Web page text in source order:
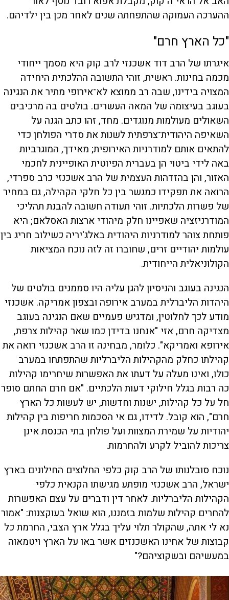
ההערכה העמוקה שהתפחתה שנים לאחר מכן בין ילדיהם.
"כל הארץ חרם"
איגרתו של הרב דוד אשכנזי לרב קוק היא מסמך ייחודי
מכמה בחינות. ראשית, זוהי התשובה ההלכתית היחידה
המצויה בידינו, שבה רב ממוצא לא־אירופי מתיר את הנגינה
בעוגב בעיצומה של המאה העשרים. בולטים בה מרכיבים
השאולים מעולמות מנוגדים. מחד, זהו כתב הגנה על
השאיפה היהודית־צרפתית לשנות את סדרי הפולחן כדי
להתאים אותם למודרניות האירופית; מאידך, המוגרביות
באה לידי ביטוי הן בעברית הפיוטית האופיינית לחכמי
האזור, והן בהזדהות העצמית של הרב אשכנזי כרב ספרדי,
הרואה את תפקידו כמגשר בין כל חלקי הקהילה, גם במחיר
של פשרות הלכתיות. זוהי תעודה חשובה להבנת תהליכי
המודרניזציה שאפיינו חלק מיהודי ארצות האסלאם; היא
פותחת צוהר למודרניות היהודית באלג'יריה כשילוב חריג בין
עולמות יהודיים זרים, שחוברו זה לזה נוכח המציאות
הקולוניאלית הייחודית.
הנגינה בעוגב והניסיון להגן עליה היו סממנים בולטים של
היהדות הליברלית במערב אירופה ובצפון אמריקה. אשכנזי
מודע לכך לחלוטין, ומדגיש פעמיים שאם הנגינה בעוגב
מצדיקה חרם, אזי "אנחנו בדידן כמו שאר קהילות צרפת,
אירופא ואמריקא". כלומר, מבחינה זו הרב אשכנזי רואה את
קהילתו כחלק מהקהילות הליברליות שהתפתחו במערב
כולו, ואינו מעלה על דעתו את האפשרות שיחרימו קהילות
כה רבות בגלל חילוקי דעות הלכתיים. "אם חרם החתם סופר
חל על כל קהילות, ישנות וחדשות, יש לעשות כל הארץ
חרם", הוא קובל. לדידו, גם אי הסכמות חריפות בין קהילות
יהודיות על שמירת המצוות ועל פולחן בתי הכנסת אינן
צריכות להוביל לקרע ולהחרמות.
נוכח סובלנותו של הרב קוק כלפי החלוצים החילונים בארץ
ישראל, הרב אשכנזי מופתע מגישתו הקנאית כלפי
הקהילות הליברליות. לאחר דין ודברים על עצם האפשרות
להחרים קהילות שלמות בזמננו, הוא שואל בעוקצנות: "אמור
נא לי אתה, שהקולר תלוי עליך בגלל ארץ הצבי, החרמת כל
קבוצות של אחינו האשכנזים אשר באו על הארץ ויטמאוה
במעשיהם ובשקוציהם?"